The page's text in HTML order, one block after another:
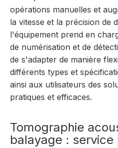
opérations manuelles et
la vitesse et la précision de
l'équipement prend en
de numérisation et de
de s'adapter de manière
différents types et
ainsi aux utilisateurs des
pratiques et efficaces.
Tomographie
balayage :